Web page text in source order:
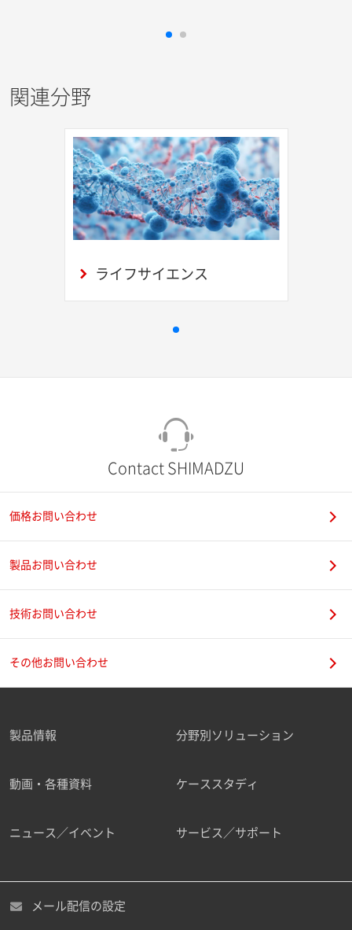
関連分野
ライフサイエンス
Contact SHIMADZU
価格お問い合わせ
製品お問い合わせ
技術お問い合わせ
その他お問い合わせ
製品情報 分野別ソリューション
動画・各種資料 ケーススタディ
ニュース／イベント サービス／サポート
メール配信の設定